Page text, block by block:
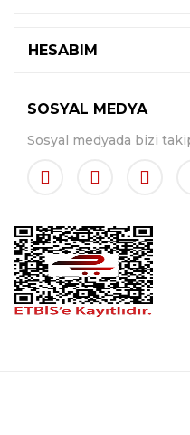
HESABIM
SOSYAL MEDYA
Sosyal medyada bizi